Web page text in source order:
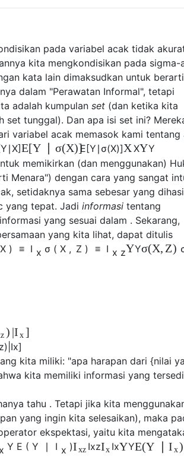
pada variabel acak tidak
kita mengkondisikan pada sigma-
kata lain dimaksudkan untuk
dalam "Perawatan Informal", tetapi
adalah kumpulan set (dan ketika kita
set tunggal). Dan apa isi set ini?
variabel acak memasok kami tentang
Y ∣X]E[Y σ(X)]E [Y ∣ σ(X)]XXYY
memikirkan (dan menggunakan)
Menara") dengan cara yang sangat
setidaknya sama sebesar yang
yang tepat. Jadi informasi tentang
yang sesuai dalam . Sekarang,
yang kita lihat, dapat ditulis
X ) ≡ I x σ ( X , Z ) ≡ I x zYYσ(X, Z)
z ) |I x ]
z) Ix]
kita miliki: "apa harapan dari {nilai
kita memiliki informasi yang
tahu . Tetapi jika kita
yang ingin kita selesaikan), maka
ekspektasi, yaitu kita
x Y E ( Y ∣ I x )I xz IxzIx IxYYE(Y I x)